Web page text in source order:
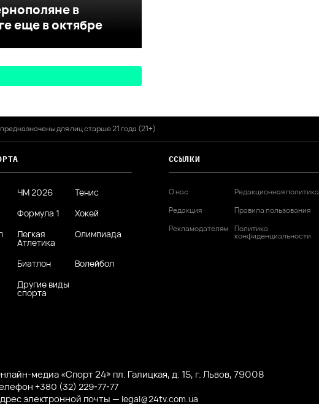
в
еще в октябре
для лиц старше 21 года (21+)
ЧМ 2026
Тенис
Формула 1
Хокей
Легкая
Атлетика
Олимпиада
Биатлон
Волейбол
Другие виды
спорта
ССЫЛКИ
О нас
Редакция
Рекламодателям
Редакционная политика
Правила пользования
Политика
конфиденциальности
медиа «Спорт 24» пл. Галицкая, д. 15, г. Львов, 79008
+380 (32) 229-77-77
электронной почты — legal@24tv.com.ua